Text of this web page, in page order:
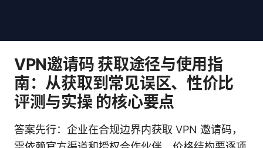
VPN邀请码 获取途径与使用指
南：从获取到常见误区、性价比
评测与实操 的核心要点
答案先行：企业在合规边界内获取 VPN 邀请码，